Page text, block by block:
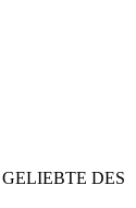
GELIEBTE DES